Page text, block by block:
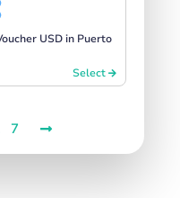
USD in Puerto
Select
7